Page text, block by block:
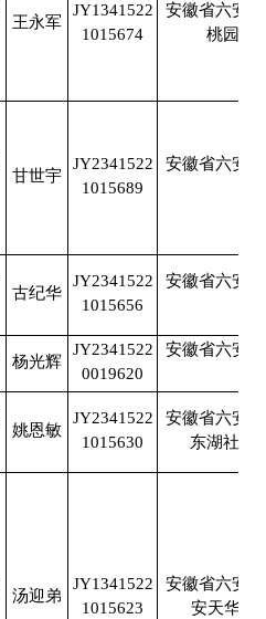
王永军
JY1341522
1015674
安徽省六安
桃园农
甘世宇
JY2341522
1015689
安徽省六安
古纪华
JY2341522
1015656
安徽省六安
杨光辉
JY2341522
0019620
安徽省六安
姚恩敏
JY2341522
1015630
安徽省六安
东湖社区
汤迎弟
JY1341522
1015623
安徽省六安
安天华府